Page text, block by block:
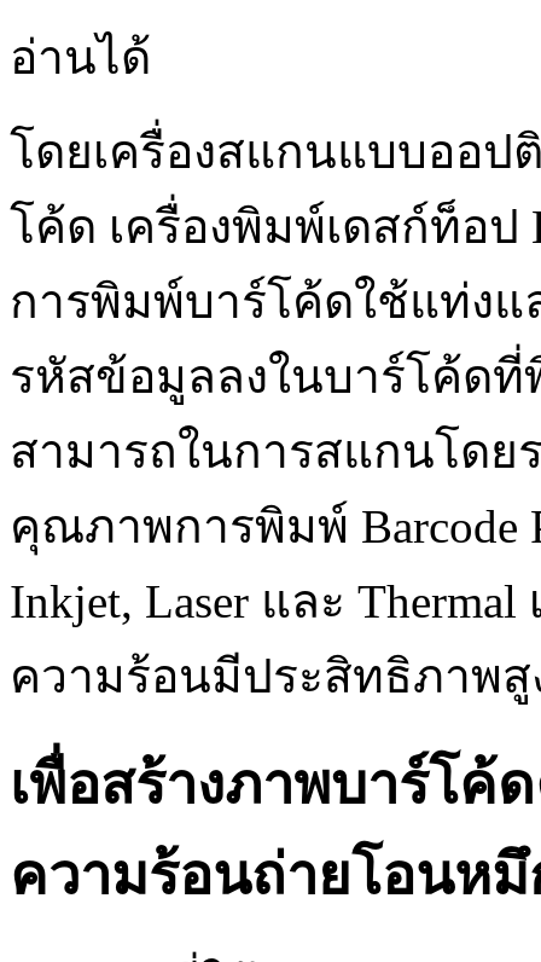
อ่านได้
โดยเครื่องสแกนแบบออป
โค้ด เครื่องพิมพ์เดสก์ท็อป
การพิมพ์บาร์โค้ดใช้แท่งแ
รหัสข้อมูลลงในบาร์โค้ด
สามารถในการสแกนโด
คุณภาพการพิมพ์ Barcode
Inkjet, Laser และ
ความร้อนมีประสิทธิภาพสู
เพื่อสร้างภาพบาร์โ
ความร้อนถ่ายโอนห